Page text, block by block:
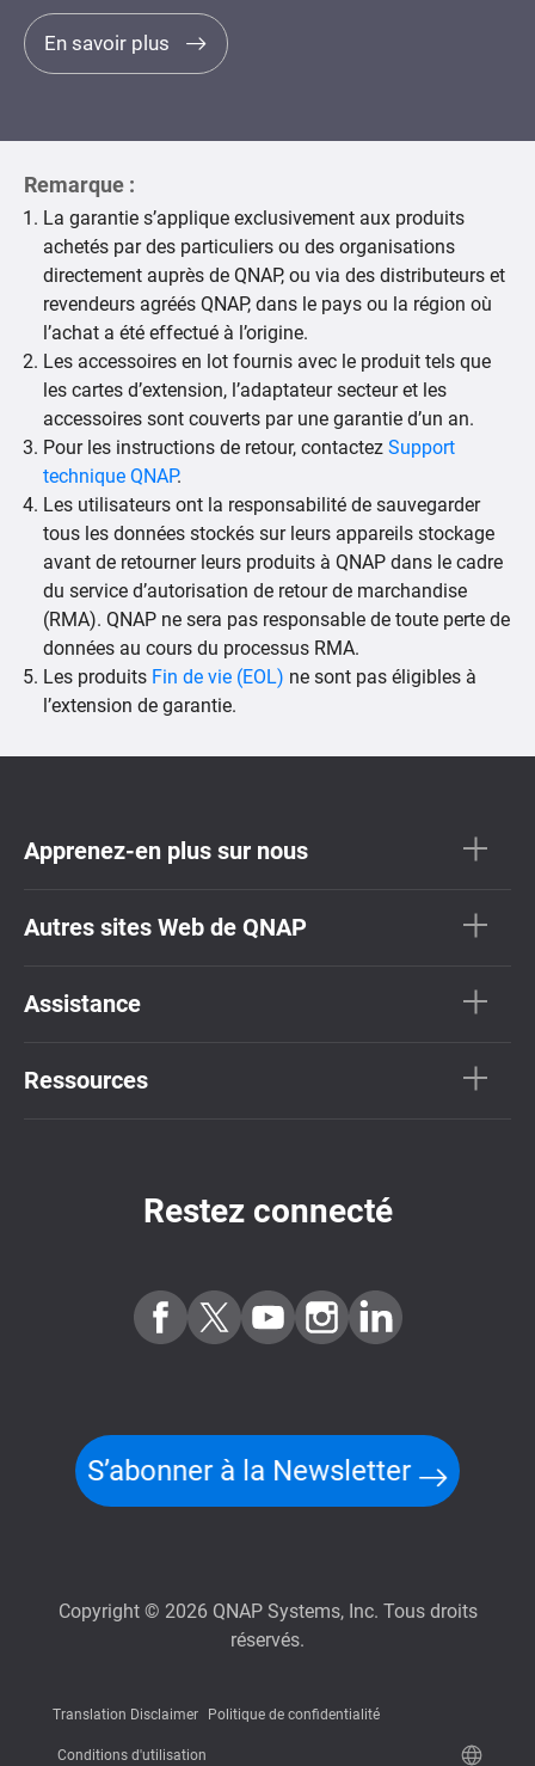
En savoir plus
Remarque :
La garantie s’applique exclusivement aux produits
achetés par des particuliers ou des organisations
directement auprès de QNAP, ou via des distributeurs et
revendeurs agréés QNAP, dans le pays ou la région où
l’achat a été effectué à l’origine.
Les accessoires en lot fournis avec le produit tels que
les cartes d’extension, l’adaptateur secteur et les
accessoires sont couverts par une garantie d’un an.
Pour les instructions de retour, contactez Support
technique QNAP.
Les utilisateurs ont la responsabilité de sauvegarder
tous les données stockés sur leurs appareils stockage
avant de retourner leurs produits à QNAP dans le cadre
du service d’autorisation de retour de marchandise
(RMA). QNAP ne sera pas responsable de toute perte de
données au cours du processus RMA.
Les produits Fin de vie (EOL) ne sont pas éligibles à
l’extension de garantie.
Apprenez-en plus sur nous
Autres sites Web de QNAP
Assistance
Ressources
Restez connecté
S’abonner à la Newsletter
Copyright © 2026 QNAP Systems, Inc. Tous droits
réservés.
Translation Disclaimer Politique de confidentialité
Conditions d'utilisation